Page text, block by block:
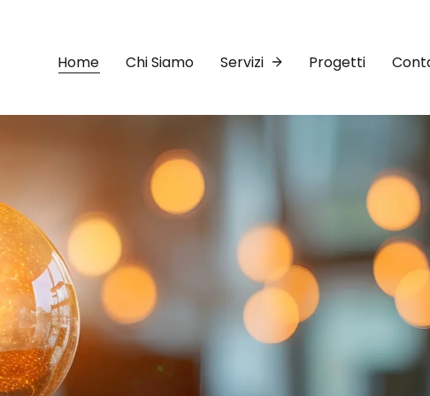
Home Chi Siamo Servizi Progetti